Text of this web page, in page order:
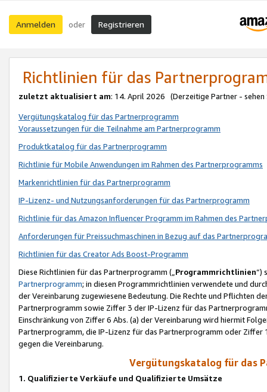
Anmelden oder Registrieren
Richtlinien für das
zuletzt aktualisiert am: 14. April 2026 (Derzeitige Partner - sehen
Vergütungskatalog für das Partnerprogramm
Voraussetzungen für die Teilnahme am Partnerprogramm
Produktkatalog für das Partnerprogramm
Richtlinie für Mobile Anwendungen im Rahmen des Partnerprogramms
Markenrichtlinien für das Partnerprogramm
IP-Lizenz- und Nutzungsanforderungen für das Partnerprogramm
Richtlinie für das Amazon Influencer Programm im Rahmen des
Anforderungen für Preissuchmaschinen in Bezug auf das
Richtlinien für das Creator Ads Boost-Programm
Diese Richtlinien für das Partnerprogramm („Programmrichtlinien“)
Partnerprogramm; in diesen Programmrichtlinien verwendete und
der Vereinbarung zugewiesene Bedeutung. Die Rechte und Pflichten
Partnerprogramm sowie Ziffer 3 der IP-Lizenz für das
Einschränkung von Ziffer 6 Abs. (a) der Vereinbarung wird hiermit
Partnerprogramm, die IP-Lizenz für das Partnerprogramm oder
gegen die Vereinbarung.
Vergütungskatalog für das
1. Qualifizierte Verkäufe und Qualifizierte Umsätze